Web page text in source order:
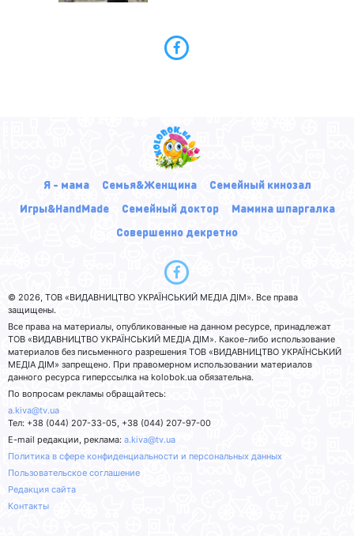
Я - мама Семья&Женщина
Семейный кинозал
Игры&HandMade
Семейный доктор
Мамина шпаргалка
Совершенно декретно
© 2026, ТОВ «ВИДАВНИЦТВО УКРАЇНСЬКИЙ МЕДІА ДІМ». Все права
защищены.
Все права на материалы, опубликованные на данном ресурсе, принадлежат
ТОВ «ВИДАВНИЦТВО УКРАЇНСЬКИЙ МЕДІА ДІМ». Какое-либо использование
материалов без письменного разрешения ТОВ «ВИДАВНИЦТВО УКРАЇНСЬКИЙ
МЕДІА ДІМ» запрещено. При правомерном использовании материалов
данного ресурса гиперссылка на kolobok.ua обязательна.
По вопросам рекламы обращайтесь:
a.kiva@tv.ua
Тел: +38 (044) 207-33-05, +38 (044) 207-97-00
E-mail редакции, реклама: a.kiva@tv.ua
Политика в сфере конфиденциальности и персональных данных
Пользовательское соглашение
Редакция сайта
Контакты